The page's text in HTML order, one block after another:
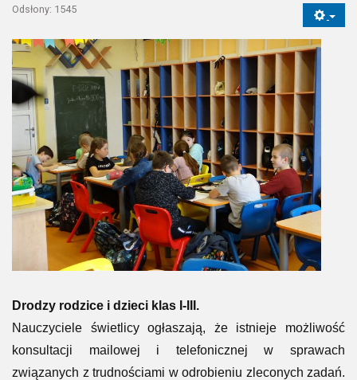
Odsłony: 1545
Drodzy rodzice i dzieci klas I-III.
Nauczyciele świetlicy ogłaszają, że istnieje możliwość
konsultacji mailowej i telefonicznej w sprawach
związanych z trudnościami w odrobieniu zleconych zadań.